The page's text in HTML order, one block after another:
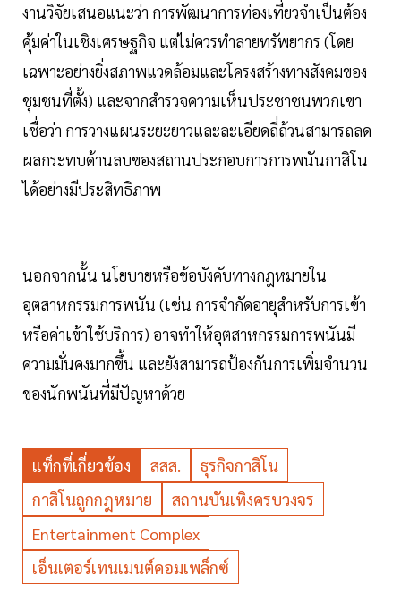
งานวิจัยเสนอแนะว่า การพัฒนาการท่องเที่ยวจำเป็นต้อง
คุ้มค่าในเชิงเศรษฐกิจ แต่ไม่ควรทำลายทรัพยากร (โดย
เฉพาะอย่างยิ่งสภาพแวดล้อมและโครงสร้างทางสังคมของ
ชุมชนที่ตั้ง) และจากสำรวจความเห็นประชาชนพวกเขา
เชื่อว่า การวางแผนระยะยาวและละเอียดถี่ถ้วนสามารถลด
ผลกระทบด้านลบของสถานประกอบการการพนันกาสิโน
ได้อย่างมีประสิทธิภาพ
นอกจากนั้น นโยบายหรือข้อบังคับทางกฎหมายใน
อุตสาหกรรมการพนัน (เช่น การจำกัดอายุสำหรับการเข้า
หรือค่าเข้าใช้บริการ) อาจทำให้อุตสาหกรรมการพนันมี
ความมั่นคงมากขึ้น และยังสามารถป้องกันการเพิ่มจำนวน
ของนักพนันที่มีปัญหาด้วย
แท็กที่เกี่ยวข้อง สสส.
ธุรกิจกาสิโน
กาสิโนถูกกฎหมาย
สถานบันเทิงครบวงจร
Entertainment Complex
เอ็นเตอร์เทนเมนต์คอมเพล็กซ์